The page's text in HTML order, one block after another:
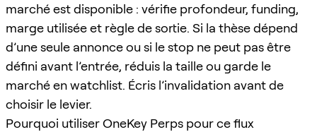
marché est disponible : vérifie profondeur, funding,
marge utilisée et règle de sortie. Si la thèse dépend
d’une seule annonce ou si le stop ne peut pas être
défini avant l’entrée, réduis la taille ou garde le
marché en watchlist. Écris l’invalidation avant de
choisir le levier.
Pourquoi utiliser OneKey Perps pour ce flux